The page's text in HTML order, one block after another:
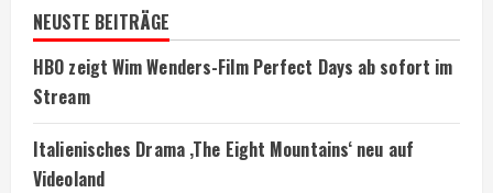
NEUSTE BEITRÄGE
HBO zeigt Wim Wenders-Film Perfect Days ab sofort im
Stream
Italienisches Drama ‚The Eight Mountains‘ neu auf
Videoland